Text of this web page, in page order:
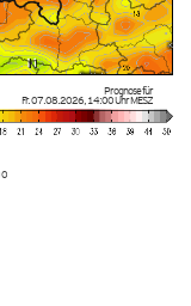
Prognose für
Fr. 07.08.2026,14:00 UhrMESZ